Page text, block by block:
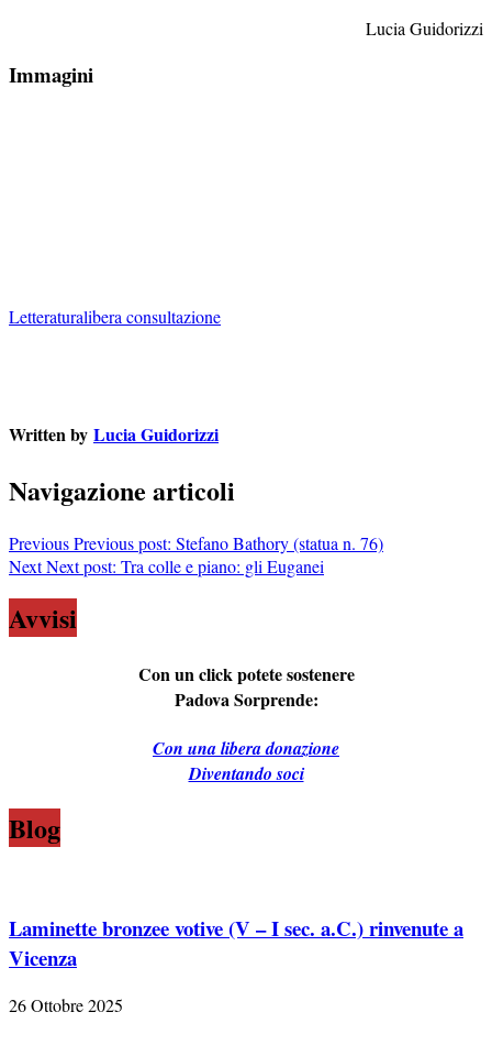
Lucia Guidorizzi
Immagini
Letteraturalibera consultazione
Written by Lucia Guidorizzi
Navigazione articoli
PreviousPrevious post: Stefano Bathory (statua n. 76)
NextNext post: Tra colle e piano: gli Euganei
Avvisi
Con un click potete sostenere
Padova Sorprende:
Con una libera donazione
Diventando soci
Blog
Laminette bronzee votive (V – I sec. a.C.) rinvenute a
Vicenza
26 Ottobre 2025